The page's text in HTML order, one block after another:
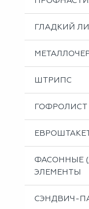
Вальцовка
ГЛАДКИЙ
ШТРИПС
ГОФРОЛИСТ
ФАСОННЫЕ
ЭЛЕМЕНТЫ
СЭНДВИЧ-